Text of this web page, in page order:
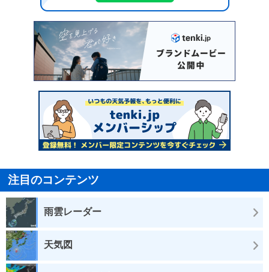
注目のコンテンツ
雨雲レーダー
天気図